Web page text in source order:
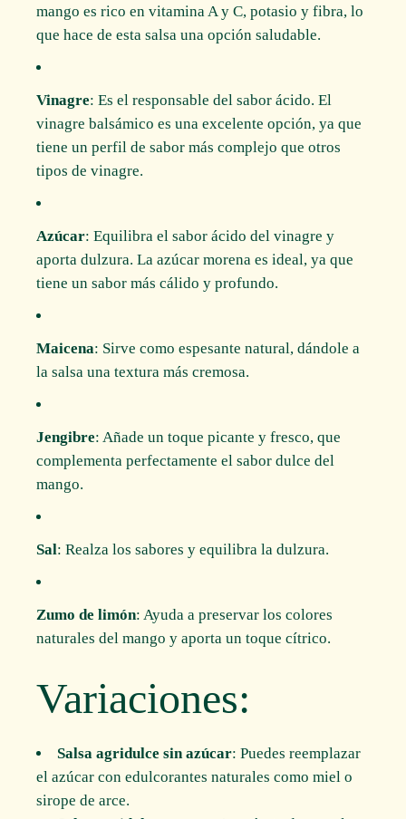
mango es rico en vitamina A y C, potasio y fibra, lo
que hace de esta salsa una opción saludable.
Vinagre: Es el responsable del sabor ácido. El
vinagre balsámico es una excelente opción, ya que
tiene un perfil de sabor más complejo que otros
tipos de vinagre.
Azúcar: Equilibra el sabor ácido del vinagre y
aporta dulzura. La azúcar morena es ideal, ya que
tiene un sabor más cálido y profundo.
Maicena: Sirve como espesante natural, dándole a
la salsa una textura más cremosa.
Jengibre: Añade un toque picante y fresco, que
complementa perfectamente el sabor dulce del
mango.
Sal: Realza los sabores y equilibra la dulzura.
Zumo de limón: Ayuda a preservar los colores
naturales del mango y aporta un toque cítrico.
Variaciones:
Salsa agridulce sin azúcar: Puedes reemplazar
el azúcar con edulcorantes naturales como miel o
sirope de arce.